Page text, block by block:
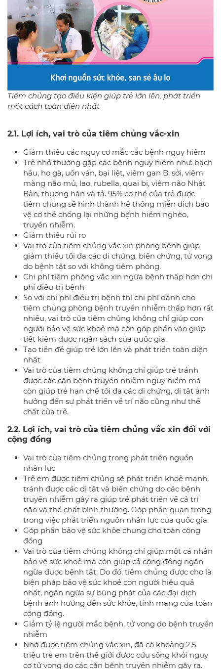
Tiêm chủng tạo điều kiện giúp trẻ lớn lên, phát triển
một cách toàn diện nhất
2.1. Lợi ích, vai trò của tiêm chủng vắc-xin
Giảm thiểu các nguy cơ mắc các bệnh nguy hiểm
Trẻ nhỏ thường gặp các bệnh nguy hiểm như: bạch
hầu, ho gà, uốn ván, bại liệt, viêm gan B, sởi, viêm
màng não mủ, lao, rubella, quai bị, viêm não Nhật
Bản, thương hàn và tả. 95% cơ thể của trẻ được
tiêm chủng sẽ hình thành hệ thống miễn dịch bảo
vệ cơ thể chống lại những bệnh hiểm nghèo,
truyền nhiễm.
Giảm thiểu rủi ro
Vai trò của tiêm chủng vắc xin phòng bệnh giúp
giảm thiểu tối đa các di chứng, biến chứng, tử vong
do bệnh tật so với không tiêm phòng.
Chi phí tiêm phòng vắc xin ngừa bệnh thấp hơn chi
phí điều trị bệnh
So với chi phí điều trị bệnh thì chi phí dành cho
tiêm chủng phòng bệnh truyền nhiễm thấp hơn rất
nhiều, vai trò của tiêm chủng không chỉ giúp con
người bảo vệ sức khoẻ mà còn góp phần vào giúp
tiết kiệm được ngân sách của quốc gia.
Tạo tiền đề giúp trẻ lớn lên và phát triển toàn diện
nhất
Vai trò của tiêm chủng không chỉ giúp trẻ tránh
được các căn bệnh truyền nhiễm nguy hiểm mà
còn giúp trẻ hạn chế tối đa các di chứng, dị tật ảnh
hưởng đến sự phát triển về trí não cũng như thể
chất của trẻ.
2.2. Lợi ích, vai trò của tiêm chủng vắc xin đối với
cộng đồng
Vai trò của tiêm chủng trong phát triển nguồn
nhân lực
Trẻ em được tiêm chủng sẽ phát triển khoẻ mạnh,
tránh được các dị tật và biến chứng do các bệnh
truyền nhiễm gây ra giúp trẻ phát triển về cả trí
não và thể chất bình thường. Góp phần quan trọng
trong việc phát triển nguồn nhân lực của quốc gia.
Góp phần bảo vệ sức khỏe chung cho toàn cộng
đồng
Vai trò của tiêm chủng không chỉ giúp một cá nhân
bảo vệ sức khoẻ mà còn giúp cả cộng đồng ngăn
ngừa được bệnh tật. Do đó, tiêm chủng được cho là
biện pháp bảo vệ sức khoẻ con người hiệu quả
nhất, ngăn ngừa sự bùng phát của các đại dịch
bệnh ảnh hưởng đến sức khỏe, tính mạng của toàn
cộng đồng.
Giảm tỷ lệ người mắc bệnh, tử vong do bệnh truyền
nhiễm
Nhờ được tiêm chủng vắc xin, đã có khoảng 2,5
triệu trẻ em trên thế giới được cứu sống khỏi nguy
cơ tử vong do các căn bệnh truyền nhiễm gây ra.